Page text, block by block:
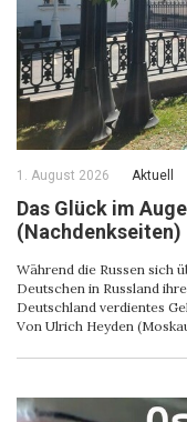
1. August 2026 Aktuell
Das Glück im
(Nachdenkseiten)
Während die Russen sich
Deutschen in Russland
Deutschland verdientes
Von Ulrich Heyden